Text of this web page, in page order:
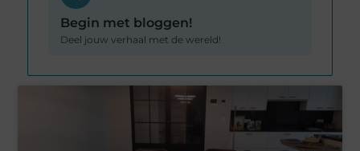
Begin met bloggen!
Deel jouw verhaal met de wereld!